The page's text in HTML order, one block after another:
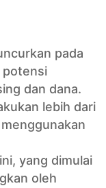
pada
potensi
dan dana.
lebih dari
yang dimulai
oleh